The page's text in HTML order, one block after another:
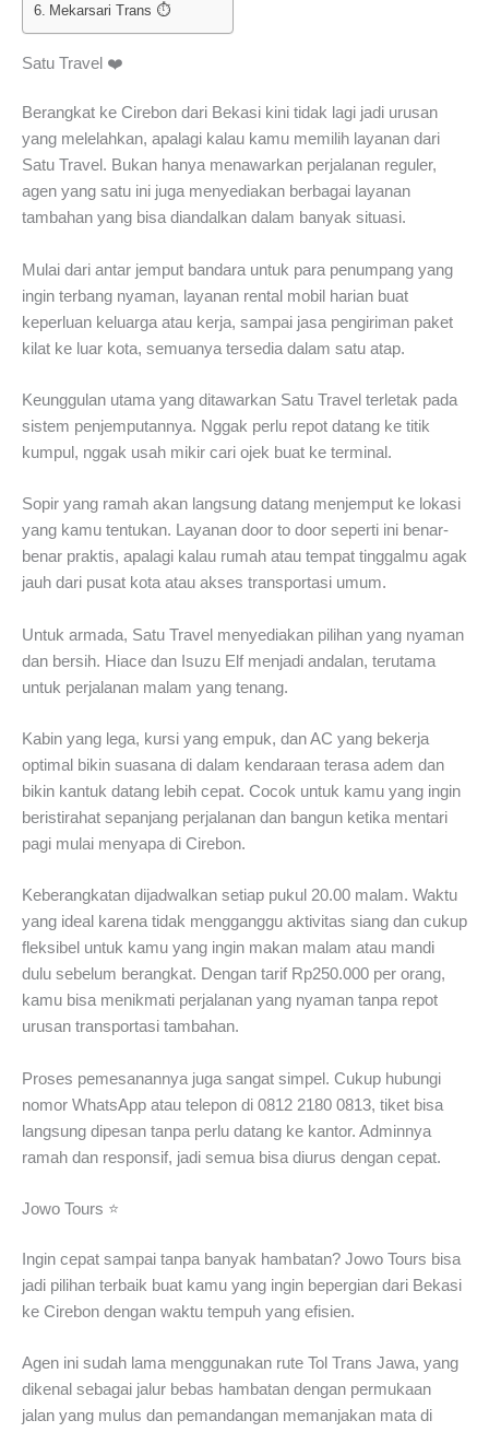
Mekarsari Trans ⏱️
Satu Travel ❤️
Berangkat ke Cirebon dari Bekasi kini tidak lagi jadi urusan
yang melelahkan, apalagi kalau kamu memilih layanan dari
Satu Travel. Bukan hanya menawarkan perjalanan reguler,
agen yang satu ini juga menyediakan berbagai layanan
tambahan yang bisa diandalkan dalam banyak situasi.
Mulai dari antar jemput bandara untuk para penumpang yang
ingin terbang nyaman, layanan rental mobil harian buat
keperluan keluarga atau kerja, sampai jasa pengiriman paket
kilat ke luar kota, semuanya tersedia dalam satu atap.
Keunggulan utama yang ditawarkan Satu Travel terletak pada
sistem penjemputannya. Nggak perlu repot datang ke titik
kumpul, nggak usah mikir cari ojek buat ke terminal.
Sopir yang ramah akan langsung datang menjemput ke lokasi
yang kamu tentukan. Layanan door to door seperti ini benar-
benar praktis, apalagi kalau rumah atau tempat tinggalmu agak
jauh dari pusat kota atau akses transportasi umum.
Untuk armada, Satu Travel menyediakan pilihan yang nyaman
dan bersih. Hiace dan Isuzu Elf menjadi andalan, terutama
untuk perjalanan malam yang tenang.
Kabin yang lega, kursi yang empuk, dan AC yang bekerja
optimal bikin suasana di dalam kendaraan terasa adem dan
bikin kantuk datang lebih cepat. Cocok untuk kamu yang ingin
beristirahat sepanjang perjalanan dan bangun ketika mentari
pagi mulai menyapa di Cirebon.
Keberangkatan dijadwalkan setiap pukul 20.00 malam. Waktu
yang ideal karena tidak mengganggu aktivitas siang dan cukup
fleksibel untuk kamu yang ingin makan malam atau mandi
dulu sebelum berangkat. Dengan tarif Rp250.000 per orang,
kamu bisa menikmati perjalanan yang nyaman tanpa repot
urusan transportasi tambahan.
Proses pemesanannya juga sangat simpel. Cukup hubungi
nomor WhatsApp atau telepon di 0812 2180 0813, tiket bisa
langsung dipesan tanpa perlu datang ke kantor. Adminnya
ramah dan responsif, jadi semua bisa diurus dengan cepat.
Jowo Tours ⭐
Ingin cepat sampai tanpa banyak hambatan? Jowo Tours bisa
jadi pilihan terbaik buat kamu yang ingin bepergian dari Bekasi
ke Cirebon dengan waktu tempuh yang efisien.
Agen ini sudah lama menggunakan rute Tol Trans Jawa, yang
dikenal sebagai jalur bebas hambatan dengan permukaan
jalan yang mulus dan pemandangan memanjakan mata di